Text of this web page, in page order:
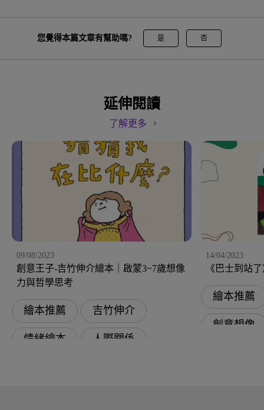
您覺得本篇文章有幫助嗎? 是 否
延伸閱讀
了解更多
09/08/2023
創意王子-吉竹伸介繪本｜啟蒙3~7歲想像
力與哲學思考
繪本推薦 吉竹伸介
情緒繪本 人際關係
14/04/2023
《巴士到站
繪本推薦
創意想像